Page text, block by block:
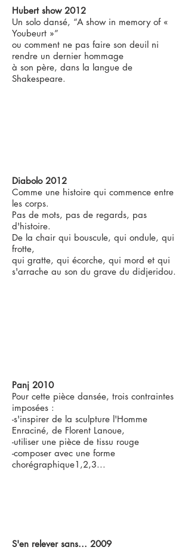
Hubert show 2012
Un solo dansé, “A show in memory of «
Youbeurt »”
ou comment ne pas faire son deuil ni
rendre un dernier hommage
à son père, dans la langue de
Shakespeare.
Diabolo 2012
Comme une histoire qui commence entre
les corps.
Pas de mots, pas de regards, pas
d'histoire.
De la chair qui bouscule, qui ondule, qui
frotte,
qui gratte, qui écorche, qui mord et qui
s'arrache au son du grave du didjeridou.
Panj 2010
Pour cette pièce dansée, trois contraintes
imposées :
-s'inspirer de la sculpture l'Homme
Enraciné, de Florent Lanoue,
-utiliser une pièce de tissu rouge
-composer avec une forme
chorégraphique1,2,3...
S'en relever sans... 2009